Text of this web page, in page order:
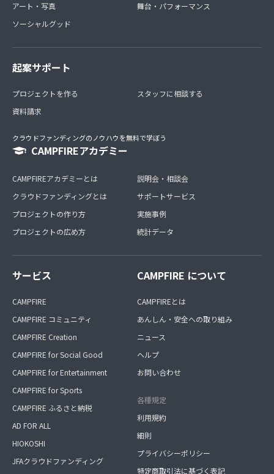
アート・写真
ソーシャルグッド
舞台・パフォーマンス
起案サポート
プロジェクトを作る
資料請求
スタッフに相談する
クラウドファンディングのノウハウを無料で学ぼう
CAMPFIREアカデミー
CAMPFIREアカデミーとは
クラウドファンディングとは
プロジェクトの作り方
プロジェクトの広め方
説明会・相談会
サポートサービス
実施事例
統計データ
サービス
CAMPFIRE
CAMPFIRE コミュニティ
CAMPFIRE Creation
CAMPFIRE for Social Good
CAMPFIRE for Entertainment
CAMPFIRE for Sports
CAMPFIRE ふるさと納税
AD FOR ALL
HIOKOSHI
JFAクラウドファンディング
CAMPFIRE について
CAMPFIREとは
あんしん・安全への取り組み
ニュース
ヘルプ
お問い合わせ
各種規定
利用規約
細則
プライバシーポリシー
特定商取引法に基づく表記